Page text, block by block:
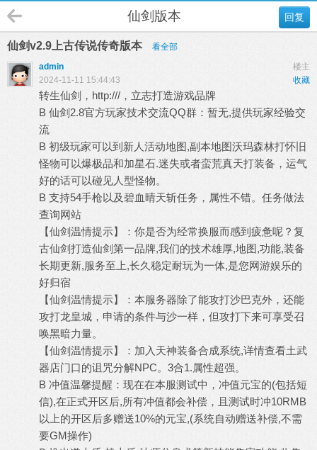
回复
仙剑版本
仙剑v2.9上古传说传奇版本
看全部
楼主
admin
收藏
2024-11-11 15:44:43
转生仙剑，http:///，立志打造游戏品牌
B 仙剑2.8官方玩家技术交流QQ群：暂无,提供玩家经验交
流
B 初级玩家可以到新人活动地图,副本地图沃玛森林打怀旧
怪物可以爆极品和加星石.迷失或者蛮荒真天打装备，运气
好的话可以碰见人型怪物。
B 支持54手枪以及碧血晴天斩任务，属性不错。任务做法
查询网站
【仙剑温情提示】：你是否为经常换服而感到疲惫呢？复
古仙剑打造仙剑第一品牌,我们的技术雄厚,地图,功能,装备
长期更新,服务至上,长久稳定耐玩为一体,是您网游娱乐的
好归宿
【仙剑温情提示】：本服务器除了能攻打沙巴克外，还能
攻打龙皇城，申请的条件与沙一样，但攻打下来可享受召
唤黑暗力量。
【仙剑温情提示】：加入天神装备合成系统,详情查看土武
器店门口的诅咒分解NPC。3合1.属性超强。
B 冲值温馨提醒：现在在本服测试中，冲值元宝的(包括短
信),在正式开区后,所有冲值都会补偿，且测试时冲10RMB
以上的开区后多赠送10%的元宝,(系统自动赠送补偿,不需
要GM操作)